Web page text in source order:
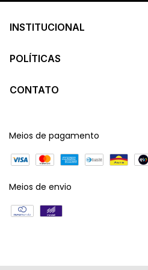
INSTITUCIONAL
POLÍTICAS
CONTATO
Meios de pagamento
Meios de envio